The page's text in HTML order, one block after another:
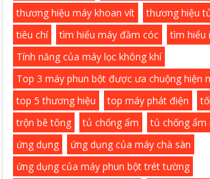
thương hiệu máy khoan vít
thương hiệu
tiêu chí
tìm hiểu máy đầm cóc
tìm hiểu
Tính năng của máy lọc không khí
Top 3 máy phun bột được ưa chuộng hiện
top 5 thương hiệu
top máy phát điện
trộn bê tông
tủ chống ẩm
tủ chống
ứng dụng
ứng dụng của máy chà sàn
ứng dụng của máy phun bột trét tường